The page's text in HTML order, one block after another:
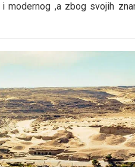
modernog ,a zbog svojih